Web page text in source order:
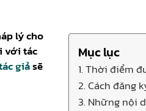
Mục lục
1. Thời điểm
2. Cách đăng
3. Những nội
lý cho
với tác
giảsẽ